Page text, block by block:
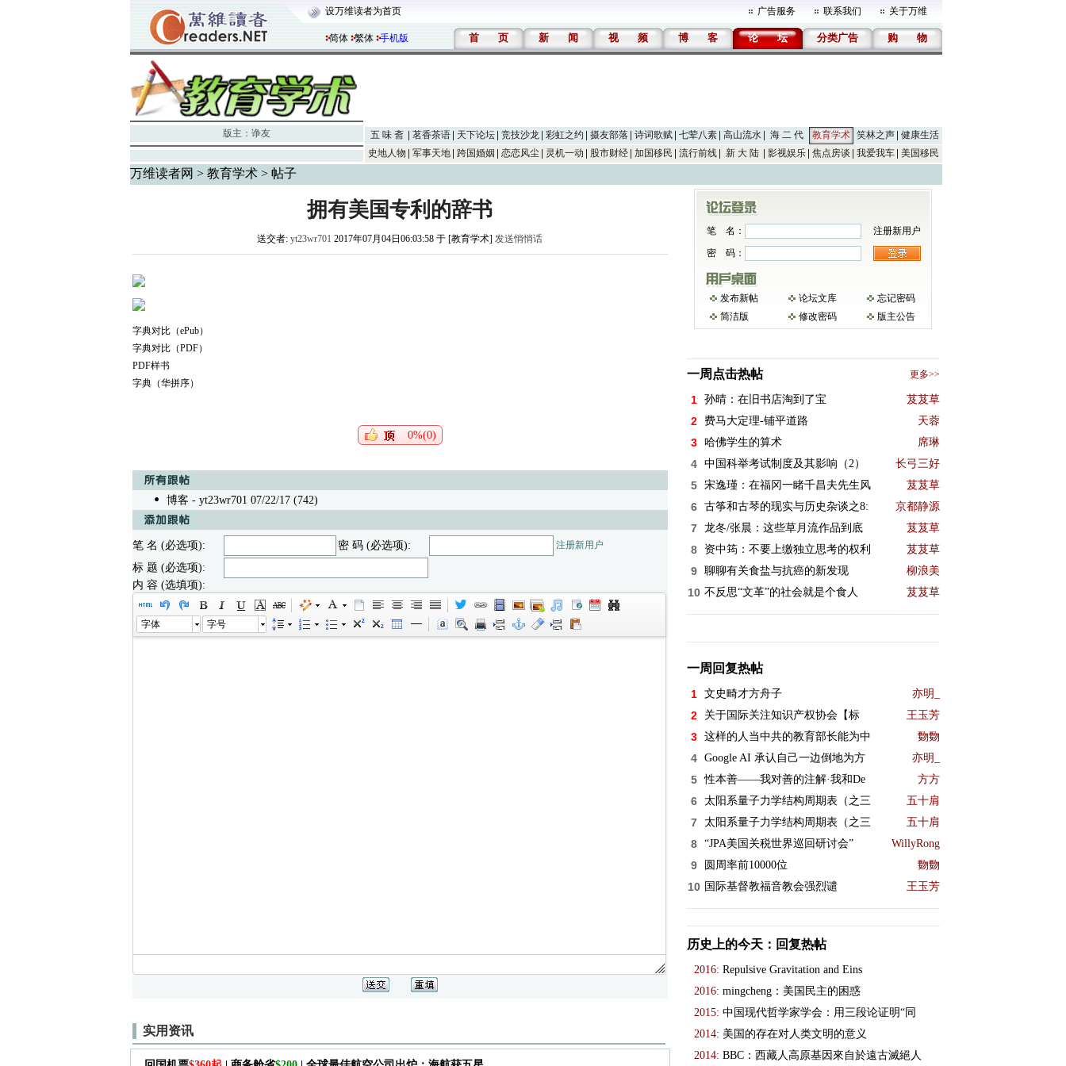
设万维读者为首页 广告服务 联系我们 关于万维
简体 繁体 手机版 首 页 新 闻 视 频 博 客 论 坛 分类广告 购 物
版主： 诤友 五 味 斋 茗香茶语 天下论坛 竞技沙龙 彩虹之约 摄友部落 诗词歌赋 七荤八素 高山流水 海 二 代 教育学术 笑林之声
健康生活
史地人物
军事天地 跨国婚姻 恋恋风尘 灵机一动 股市财经 加国移民 流行前线 新 大 陆 影视娱乐 焦点房谈 我爱我车 美国移民
万维读者网 > 教育学术> 帖子
拥有美国专利的辞书
送交者: yt23wr701 2017年07月04日06:03:58 于 [教育学术] 发送悄悄话
字典对比（ePub）
字典对比（PDF）
PDF样书
字典（华拼序）
0%(0)
博客 - yt23wr701 07/22/17 (742)
笔 名 (必选项): 密 码 (必选项): 注册新用户
标 题 (必选项):
内 容 (选填项):
字体 字号
实用资讯
笔 名：
注册新用户
密 码：
发布新帖 论坛文库
忘记密码
简洁版
修改密码 版主公告
一周点击热帖 更多>>
1 孙晴：在旧书店淘到了宝 芨芨草
2 费马大定理-铺平道路 天蓉
3 哈佛学生的算术 席琳
4 中国科举考试制度及其影响（2） 长弓三好
5 宋逸瑾：在福冈一睹千昌夫先生风 芨芨草
6 古筝和古琴的现实与历史杂谈之8: 京都静源
7 龙冬/张晨：这些草月流作品到底 芨芨草
8 资中筠：不要上缴独立思考的权利 芨芨草
9 聊聊有关食盐与抗癌的新发现 柳浪美
10 不反思“文革”的社会就是个食人 芨芨草
一周回复热帖
1 文史畸才方舟子 亦明_
2 关于国际关注知识产权协会【标 王玉芳
3 这样的人当中共的教育部长能为中 覅覅
4 Google AI 承认自己一边倒地为方 亦明_
5 性本善——我对善的注解·我和De 方方
6 太阳系量子力学结构周期表（之三 五十肩
7 太阳系量子力学结构周期表（之三 五十肩
8 “JPA美国关税世界巡回研讨会” WillyRong
9 圆周率前10000位 覅覅
10 国际基督教福音教会强烈谴 王玉芳
历史上的今天：回复热帖
2016: Repulsive Gravitation and Eins
2016: mingcheng：美国民主的困惑
2015: 中国现代哲学家学会：用三段论证明“同
2014: 美国的存在对人类文明的意义
2014: BBC：西藏人高原基因來自於遠古滅絕人